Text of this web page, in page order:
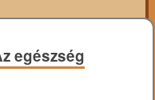
egészség